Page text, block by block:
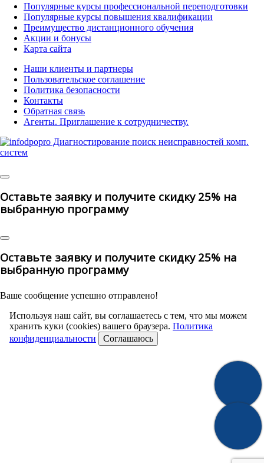
Популярные курсы профессиональной переподготовки
Популярные курсы повышения квалификации
Преимущество дистанционного обучения
Акции и бонусы
Карта сайта
Наши клиенты и партнеры
Пользовательское соглашение
Политика безопасности
Контакты
Обратная связь
Агенты. Приглашение к сотрудничеству.
Оставьте заявку и получите скидку 25% на
выбранную программу
Оставьте заявку и получите скидку 25% на
выбранную программу
Ваше сообщение успешно отправлено!
Используя наш сайт, вы соглашаетесь с тем, что мы можем
хранить куки (cookies) вашего браузера. Политика
конфиденциальности
Соглашаюсь